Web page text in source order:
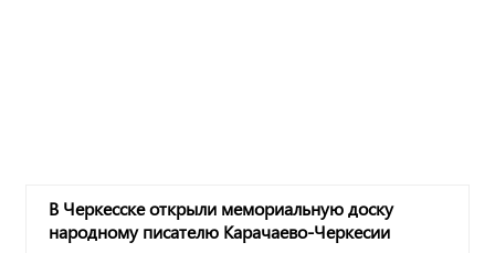
В Черкесске открыли мемориальную доску
народному писателю Карачаево-Черкесии